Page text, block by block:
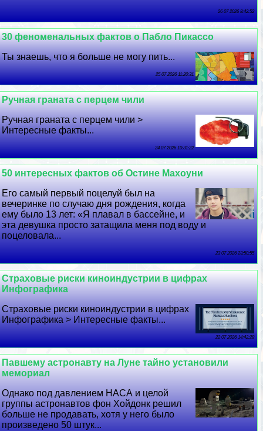
26 07 2026 8:42:52
30 феноменальных фактов о Пабло Пикассо
Ты знаешь, что я больше не могу пить...
25 07 2026 11:20:31
Ручная граната с перцем чили
Ручная граната с перцем чили >
Интересные факты...
24 07 2026 10:31:22
50 интересных фактов об Остине Махоуни
Его самый первый поцелуй был на
вечеринке по случаю дня рождения, когда
ему было 13 лет: «Я плавал в бассейне, и
эта дeвyшка просто затащила меня под воду и
поцеловала...
23 07 2026 23:50:55
Страховые риски киноиндустрии в цифрах
Инфографика
Страховые риски киноиндустрии в цифрах
Инфографика > Интересные факты...
22 07 2026 14:42:28
Павшему астронавту на Луне тайно установили
мемориал
Однако под давлением НАСА и целой
группы астронавтов фон Хойдонк решил
больше не продавать, хотя у него было
произведено 50 штук...